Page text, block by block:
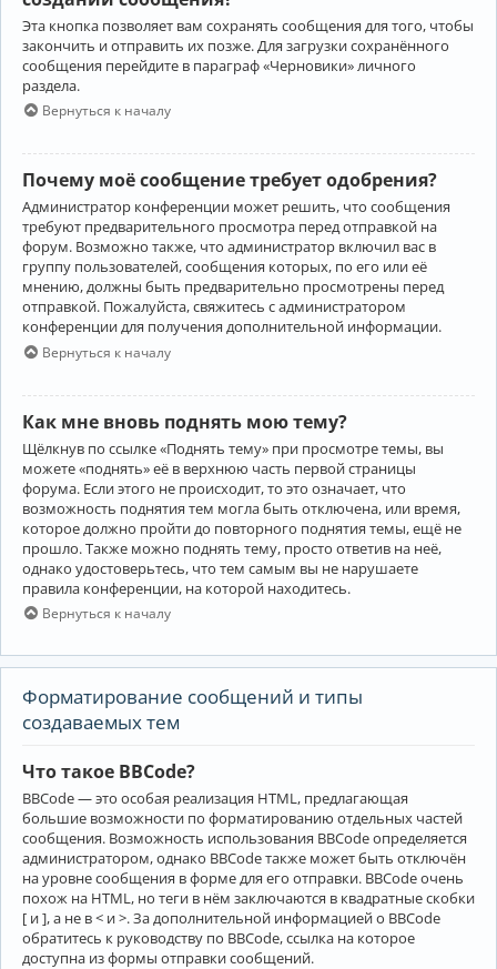
Эта кнопка позволяет вам сохранять сообщения для того, чтобы
закончить и отправить их позже. Для загрузки сохранённого
сообщения перейдите в параграф «Черновики» личного
раздела.
Вернуться к началу
Почему моё сообщение требует одобрения?
Администратор конференции может решить, что сообщения
требуют предварительного просмотра перед отправкой на
форум. Возможно также, что администратор включил вас в
группу пользователей, сообщения которых, по его или её
мнению, должны быть предварительно просмотрены перед
отправкой. Пожалуйста, свяжитесь с администратором
конференции для получения дополнительной информации.
Вернуться к началу
Как мне вновь поднять мою тему?
Щёлкнув по ссылке «Поднять тему» при просмотре темы, вы
можете «поднять» её в верхнюю часть первой страницы
форума. Если этого не происходит, то это означает, что
возможность поднятия тем могла быть отключена, или время,
которое должно пройти до повторного поднятия темы, ещё не
прошло. Также можно поднять тему, просто ответив на неё,
однако удостоверьтесь, что тем самым вы не нарушаете
правила конференции, на которой находитесь.
Вернуться к началу
Форматирование сообщений и типы
создаваемых тем
Что такое BBCode?
BBCode — это особая реализация HTML, предлагающая
большие возможности по форматированию отдельных частей
сообщения. Возможность использования BBCode определяется
администратором, однако BBCode также может быть отключён
на уровне сообщения в форме для его отправки. BBCode очень
похож на HTML, но теги в нём заключаются в квадратные скобки
[ и ], а не в < и >. За дополнительной информацией о BBCode
обратитесь к руководству по BBCode, ссылка на которое
доступна из формы отправки сообщений.